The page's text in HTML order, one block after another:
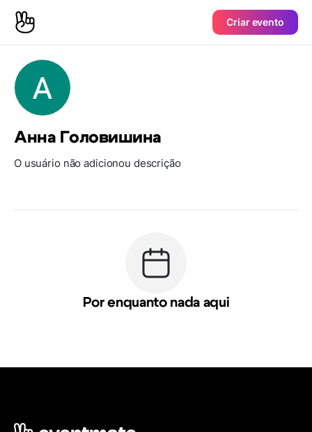
Criar evento
Анна Головишина
O usuário não adicionou descrição
Por enquanto nada aqui